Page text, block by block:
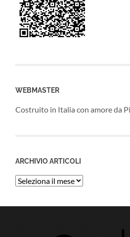
WEBMASTER
Costruito in Italia con amore da
ARCHIVIO ARTICOLI
Archivio